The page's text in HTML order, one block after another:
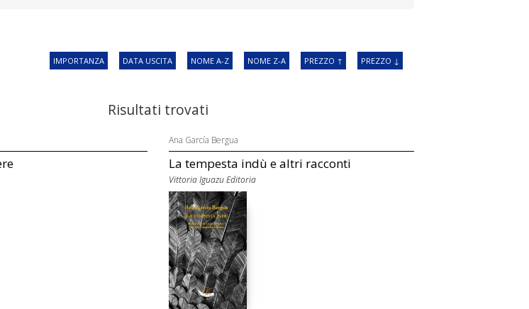
IMPORTANZA DATA USCITA NOME A-Z NOME Z-A PREZZO ↑ PREZZO ↓
Risultati trovati
Ana García Bergua
La tempesta indù e altri racconti
Vittoria Iguazu Editoria